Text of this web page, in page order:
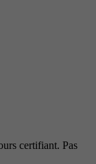
certifiant. Pas